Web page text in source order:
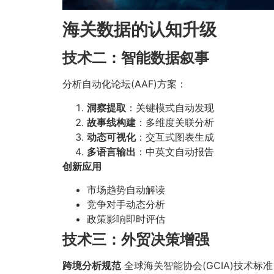
海关数据的认知升级
技术二：智能数据叙事
分析自动化论坛(AAF)方案：
洞察提取 ：关键模式自动发现
故事线构建 ：多维度关联分析
动态可视化：交互式图表生成
多语言输出 ：中英文自动报告
创新应用
市场趋势自动解读
竞争对手动态分析
政策影响即时评估
技术三：外贸决策增强
跨境分析规范全球海关智能协会(GCIA)技术标